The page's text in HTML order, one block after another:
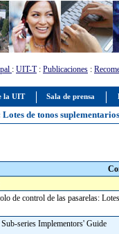
la UIT Sala de prensa
: UIT-T: Publicaciones :
de tonos suplementarios
de control de las pasarelas:
series Implementors' Guide